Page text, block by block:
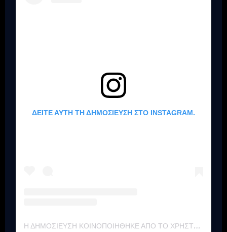
ΔΕΊΤΕ ΑΥΤΉ ΤΗ ΔΗΜΟΣΊΕΥΣΗ ΣΤΟ INSTAGRAM.
Η ΔΗΜΟΣΊΕΥΣΗ ΚΟΙΝΟΠΟΙΉΘΗΚΕ ΑΠΌ ΤΟ ΧΡΉΣΤΗ IRON MAIDEN (@IRONMAIDEN)